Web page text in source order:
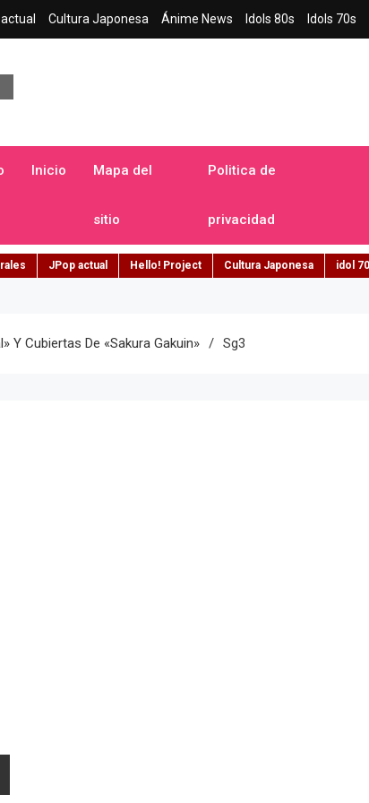
Cultura Japonesa Ánime News Idols 80s Idols 70s
Inicio Mapa del
sitio
Politica de
privacidad
JPop actual Hello! Project Cultura Japonesa idol
Y Cubiertas De «Sakura Gakuin» Sg3